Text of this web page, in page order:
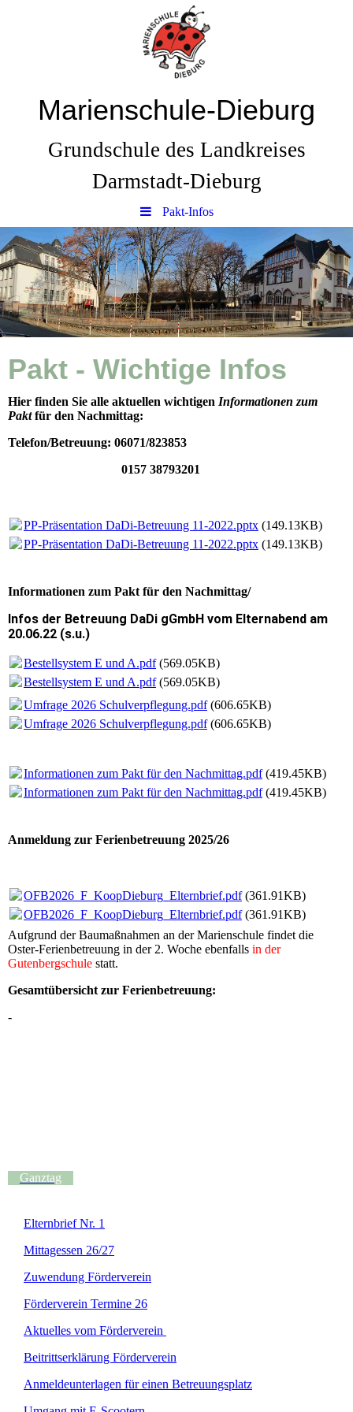
Marienschule-Dieburg
Grundschule des Landkreises
Darmstadt-Dieburg
Pakt-Infos
Pakt - Wichtige Infos
Hier finden Sie alle aktuellen wichtigen Informationen zum
Paktfür den Nachmittag:
Telefon/Betreuung: 06071/823853
0157 38793201
PP-Präsentation DaDi-Betreuung 11-2022.pptx (149.13KB)
PP-Präsentation DaDi-Betreuung 11-2022.pptx (149.13KB)
Informationen zum Pakt für den Nachmittag/
Infos der Betreuung DaDi gGmbH vom Elternabend am
20.06.22 (s.u.)
Bestellsystem E und A.pdf(569.05KB)
Bestellsystem E und A.pdf(569.05KB)
Umfrage 2026 Schulverpflegung.pdf(606.65KB)
Umfrage 2026 Schulverpflegung.pdf(606.65KB)
Informationen zum Pakt für den Nachmittag.pdf(419.45KB)
Informationen zum Pakt für den Nachmittag.pdf(419.45KB)
Anmeldung zur Ferienbetreuung 2025/26
OFB2026_F_KoopDieburg_Elternbrief.pdf(361.91KB)
OFB2026_F_KoopDieburg_Elternbrief.pdf(361.91KB)
Aufgrund der Baumaßnahmen an der Marienschule findet die
Oster-Ferienbetreuung in der 2. Woche ebenfalls in der
Gutenbergschule statt.
Gesamtübersicht zur Ferienbetreuung:
-
Ganztag
Elternbrief Nr. 1
Mittagessen 26/27
Zuwendung Förderverein
Förderverein Termine 26
Aktuelles vom Förderverein
Beitrittserklärung Förderverein
Anmeldeunterlagen für einen Betreuungsplatz